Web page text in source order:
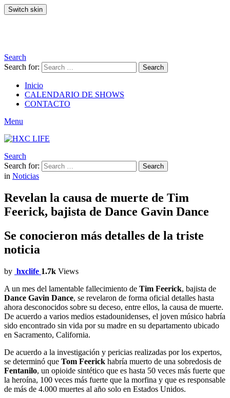
Switch skin
Search
Search for:
Search
Inicio
CALENDARIO DE SHOWS
CONTACTO
Menu
Search
Search for:
Search
in Noticias
Revelan la causa de muerte de Tim
Feerick, bajista de Dance Gavin Dance
Se conocieron más detalles de la triste
noticia
by hxclife 1.7k Views
A un mes del lamentable fallecimiento de Tim Feerick, bajista de
Dance Gavin Dance, se revelaron de forma oficial detalles hasta
ahora desconocidos sobre su deceso, entre ellos, la causa de muerte.
De acuerdo a varios medios estadounidenses, el joven músico habría
sido encontrado sin vida por su madre en su departamento ubicado
en Sacramento, California.
De acuerdo a la investigación y pericias realizadas por los expertos,
se determinó que Tom Feerick habría muerto de una sobredosis de
Fentanilo, un opioide sintético que es hasta 50 veces más fuerte que
la heroína, 100 veces más fuerte que la morfina y que es responsable
de más de 4.000 muertes al año solo en Estados Unidos.